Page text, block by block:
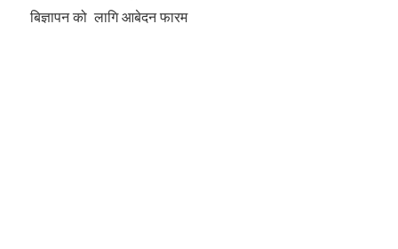
बिज्ञापन को लागि आबेदन फारम